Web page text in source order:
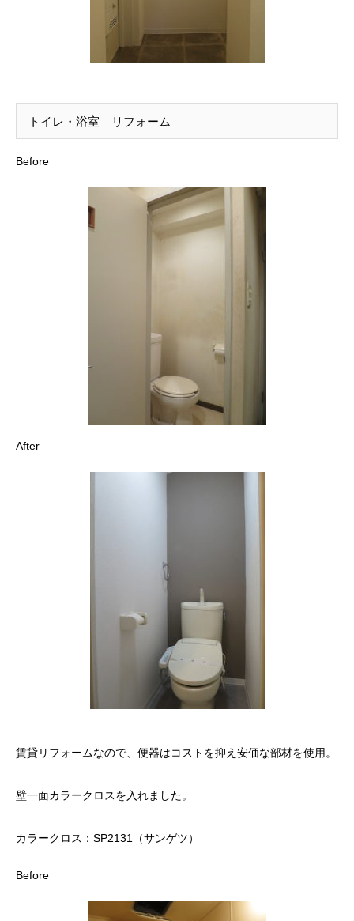
トイレ・浴室 リフォーム
Before
After
賃貸リフォームなので、便器はコストを抑え安価な部材を使用。
壁一面カラークロスを入れました。
カラークロス：SP2131（サンゲツ）
Before